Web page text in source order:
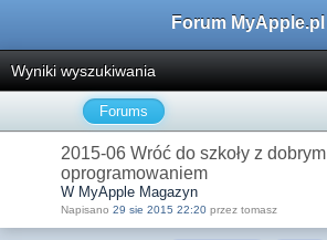
Forum MyApple.pl
Wyniki wyszukiwania
Forums
2015-06 Wróć do szkoły z dobrym
oprogramowaniem
W MyApple Magazyn
Napisano 29 sie 2015 22:20 przez tomasz